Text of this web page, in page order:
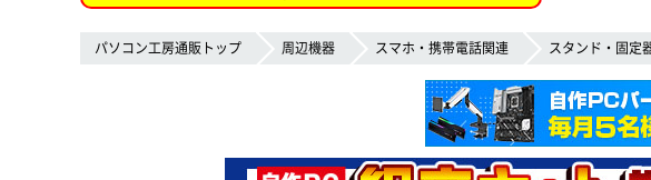
パソコン工房通販トップ 周辺機器 スマホ・携帯電話関連 スタンド・固定